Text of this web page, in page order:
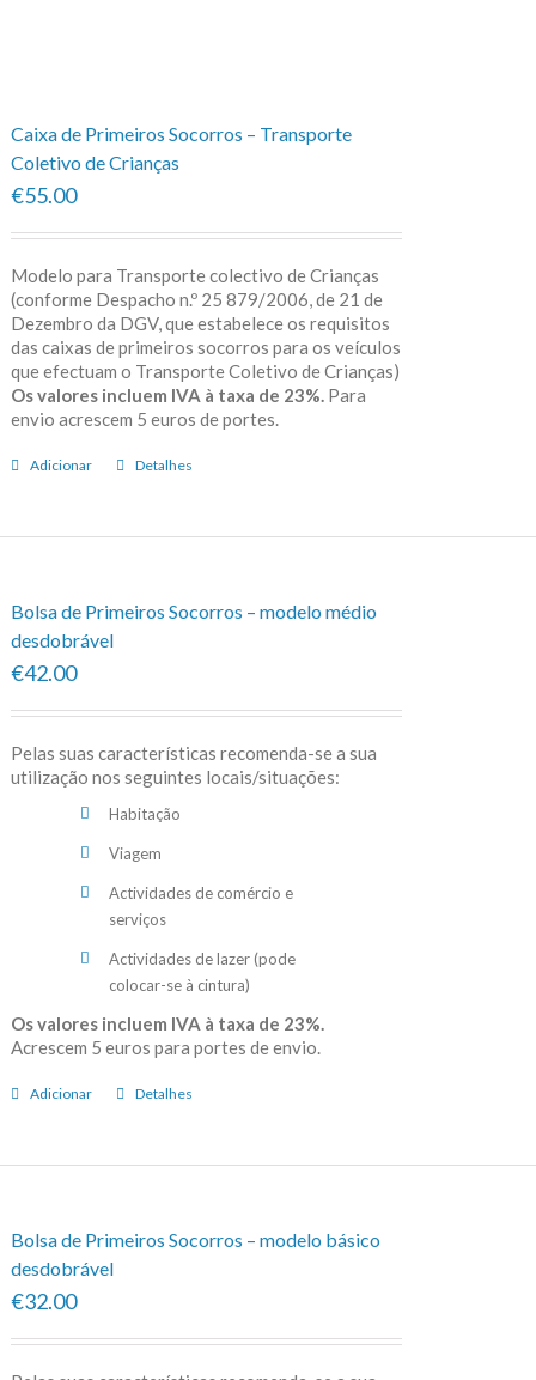
Caixa de Primeiros Socorros – Transporte
Coletivo de Crianças
€55.00
Modelo para Transporte colectivo de Crianças
(conforme Despacho n.º 25 879/2006, de 21 de
Dezembro da DGV, que estabelece os requisitos
das caixas de primeiros socorros para os veículos
que efectuam o Transporte Coletivo de Crianças)
Os valores incluem IVA à taxa de 23%. Para
envio acrescem 5 euros de portes.
Adicionar Detalhes
Bolsa de Primeiros Socorros – modelo médio
desdobrável
€42.00
Pelas suas características recomenda-se a sua
utilização nos seguintes locais/situações:
Habitação
Viagem
Actividades de comércio e
serviços
Actividades de lazer (pode
colocar-se à cintura)
Os valores incluem IVA à taxa de 23%.
Acrescem 5 euros para portes de envio.
Adicionar Detalhes
Bolsa de Primeiros Socorros – modelo básico
desdobrável
€32.00